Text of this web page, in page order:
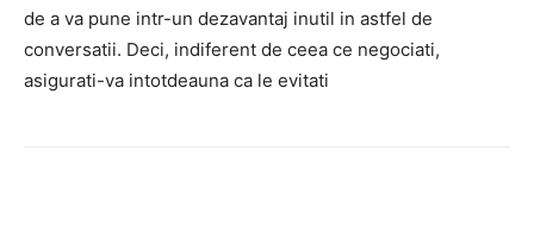
de a va pune intr-un dezavantaj inutil in astfel de
conversatii. Deci, indiferent de ceea ce negociati,
asigurati-va intotdeauna ca le evitati